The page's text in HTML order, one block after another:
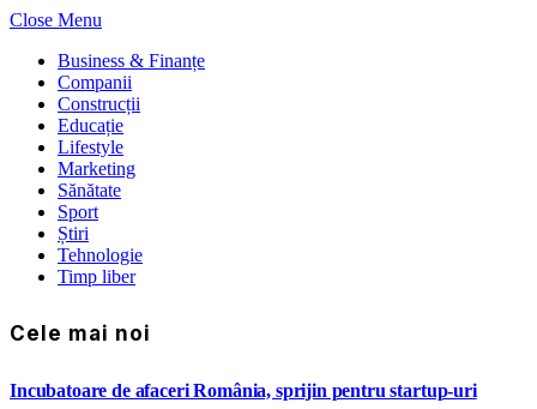
Close Menu
Business & Finanțe
Companii
Construcții
Educație
Lifestyle
Marketing
Sănătate
Sport
Știri
Tehnologie
Timp liber
Cele mai noi
Incubatoare de afaceri România, sprijin pentru startup-uri